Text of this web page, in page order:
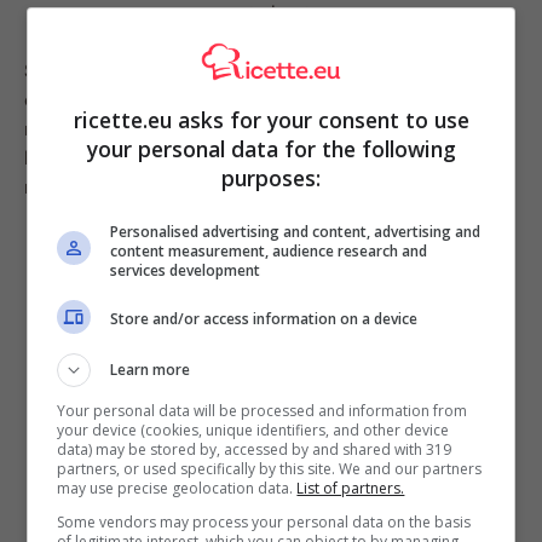
cacao amaro quanto basta.
Sì, avete letto bene, l’unica aggiunta che faremo è
quella del mascarpone che addenserà la nostra crema
rendendola vellutata e irresistibile. Iniziamo montando
la panna a neve con un frullino, il consiglio è di usarla
molto fredda di frigo in una ciotola di acciaio.
ricette.eu asks for your consent to use
your personal data for the following
purposes:
Personalised advertising and content, advertising and
content measurement, audience research and
services development
Store and/or access information on a device
Learn more
Your personal data will be processed and information from
your device (cookies, unique identifiers, and other device
data) may be stored by, accessed by and shared with 319
partners, or used specifically by this site. We and our partners
may use precise geolocation data. List of partners.
Some vendors may process your personal data on the basis